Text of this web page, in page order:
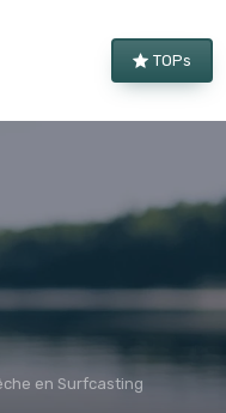
TOPs
en Surfcasting